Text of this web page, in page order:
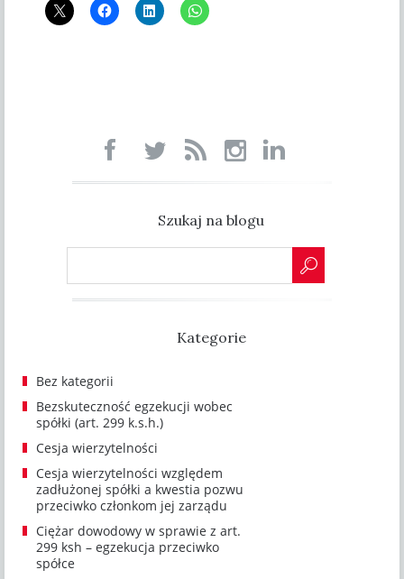
Szukaj na blogu
Kategorie
Bez kategorii
Bezskuteczność egzekucji wobec
spółki (art. 299 k.s.h.)
Cesja wierzytelności
Cesja wierzytelności względem
zadłużonej spółki a kwestia pozwu
przeciwko członkom jej zarządu
Ciężar dowodowy w sprawie z art.
299 ksh – egzekucja przeciwko
spółce